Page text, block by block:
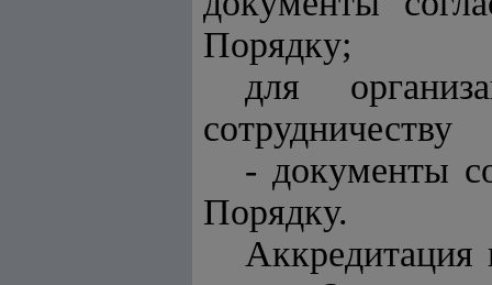
Порядку;
для
сотрудничеству
- документы
Порядку.
Аккредитация